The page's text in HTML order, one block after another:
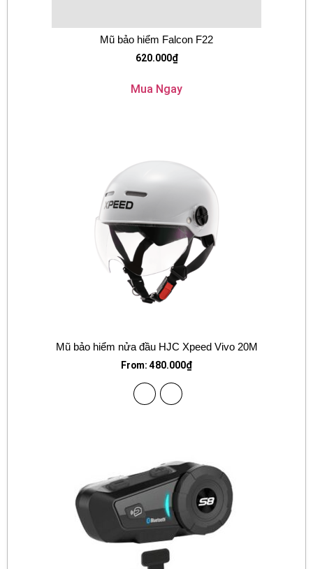
Mũ bảo hiểm Falcon F22
620.000₫
Mua Ngay
Mũ bảo hiểm nửa đầu HJC Xpeed Vivo 20M
From: 480.000₫